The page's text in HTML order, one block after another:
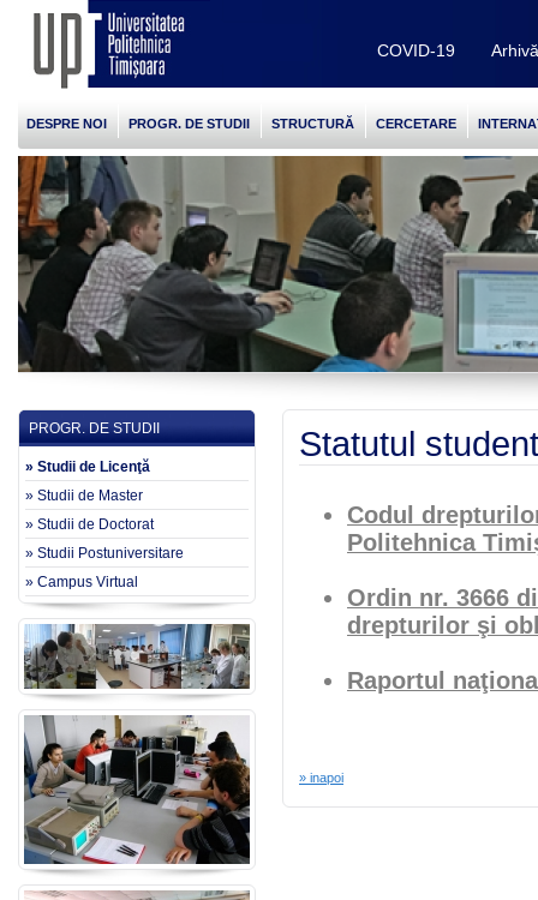
COVID-19
DESPRE NOI PROGR. DE STUDII STRUCTURĂ CERCETARE
PROGR. DE STUDII
» Studii de Licenţă
» Studii de Master
» Studii de Doctorat
» Studii Postuniversitare
» Campus Virtual
Statutul
Codul
Politehnica
Ordin nr. 3666
drepturilor şi
Raportul
» inapoi